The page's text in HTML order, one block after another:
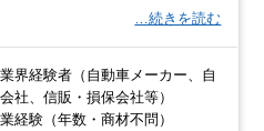
…続きを読む
業界経験者（自動車メーカー、自
社、信販・損保会社等）
経験（年数・商材不問）